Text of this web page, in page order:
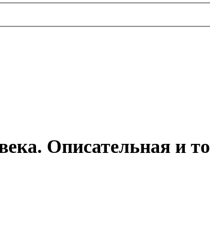
Описательная и